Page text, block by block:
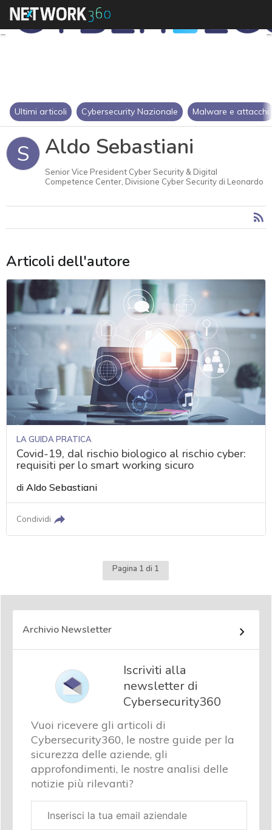
Ultimi articoli Cybersecurity Nazionale Malware e attacchi
S Aldo Sebastiani
Senior Vice President Cyber Security & Digital
Competence Center, Divisione Cyber Security di Leonardo
Articoli dell'autore
LA GUIDA PRATICA
Covid-19, dal rischio biologico al rischio cyber:
requisiti per lo smart working sicuro
diAldo Sebastiani
Condividi
Pagina 1 di 1
Archivio Newsletter
Iscriviti alla
newsletter di
Cybersecurity360
Vuoi ricevere gli articoli di
Cybersecurity360, le nostre guide per la
sicurezza delle aziende, gli
approfondimenti, le nostre analisi delle
notizie più rilevanti?
aziendale